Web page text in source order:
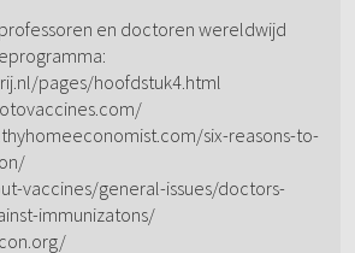
en doctoren wereldwijd
pages/hoofdstuk4.html
six-reasons-to-
vaccines/general-issues/doctors-
immunizatons/